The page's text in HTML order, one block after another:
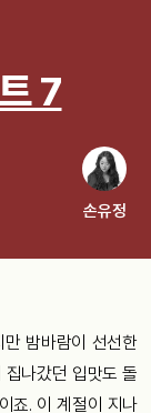
7
손유정
밤바람이 선선한
나갔던 입맛도 돌
죠. 이 계절이 지나